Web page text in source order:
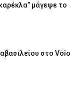
μάγεψε το
στο Voio